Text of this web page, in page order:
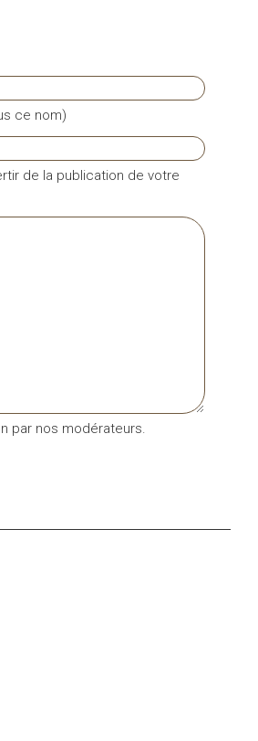
ce nom)
de la publication de votre
par nos modérateurs.